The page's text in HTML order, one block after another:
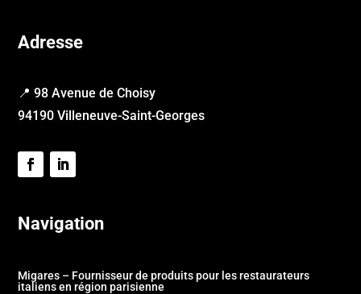
Adresse
📍 98 Avenue de Choisy
94190 Villeneuve-Saint-Georges
Navigation
Migares – Fournisseur de produits pour les restaurateurs
italiens en région parisienne